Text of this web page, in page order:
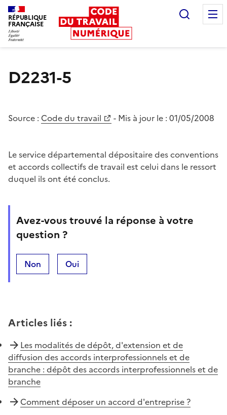
RÉPUBLIQUE
FRANÇAISE
D2231-5
Source : Code du travail - Mis à jour le : 01/05/2008
Le service départemental dépositaire des conventions
et accords collectifs de travail est celui dans le ressort
duquel ils ont été conclus.
Avez-vous trouvé la réponse à votre
question ?
Non Oui
Articles liés :
Les modalités de dépôt, d'extension et de
diffusion des accords interprofessionnels et de
branche : dépôt des accords interprofessionnels et de
branche
Comment déposer un accord d'entreprise ?